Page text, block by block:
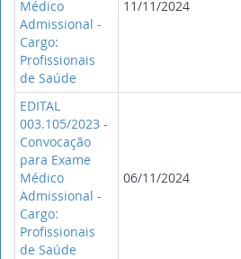
Médico
Admissional -
Cargo:
Profissionais
de Saúde
11/11/2024
EDITAL
003.105/2023 -
Convocação
para Exame
Médico
Admissional -
Cargo:
Profissionais
de Saúde
06/11/2024